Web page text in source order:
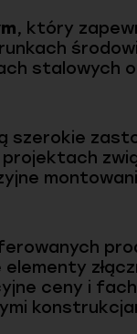
, który
stalowych
szerokie
ceny i